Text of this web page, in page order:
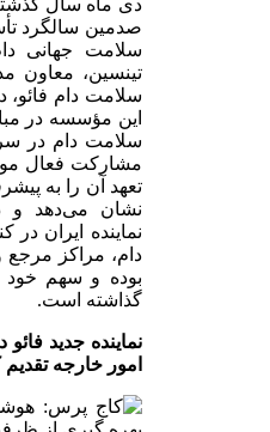
صدمین سالگرد
سلامت جهانی
تینسین، معاون
سلامت دام فائو،
این مؤسسه در
سلامت دام در
مشارکت فعال
تعهد آن را به
نماینده ایران
دام، مراکز مرجع
بوده و سهم خود
گذاشته است.
نماینده جدید فائو
امور خارجه تقدیم